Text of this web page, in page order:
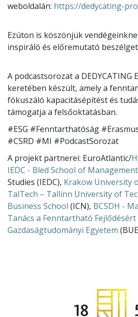
weboldalán: https://dedycating-
Ezúton is köszönjük
inspiráló és előremutató
A podcastsorozat a DEDYCATING
keretében készült, amely a
fókuszáló kapacitásépítést és
támogatja a felsőoktatásban.
#ESG #Fenntarthatóság
#CSRD #MI #PodcastSorozat
A projekt partnerei: EuroAtlantic/
IEDC - Bled School of Management
Studies (IEDC), Krakow University
TalTech – Tallinn University of
Business School (ICN), BCSDH -
Tanács a Fenntartható Fejlődésért
Gazdaságtudományi Egyetem